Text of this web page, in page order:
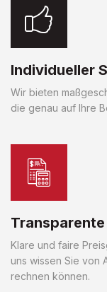
Individueller
Wir bieten
die genau auf Ihre
Transparente
Klare und faire
uns wissen Sie von
rechnen können.